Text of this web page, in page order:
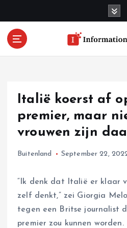
Italië koerst af
premier, maar
vrouwen zijn
Buitenland September 22,
“Ik denk dat Italië er klaar
zelf denkt,” zei Giorgia
tegen een Britse journalist
premier zou kunnen